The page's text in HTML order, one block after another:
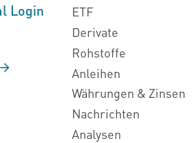
Login
ETF
Derivate
Rohstoffe
Anleihen
Währungen & Zinsen
Nachrichten
Analysen